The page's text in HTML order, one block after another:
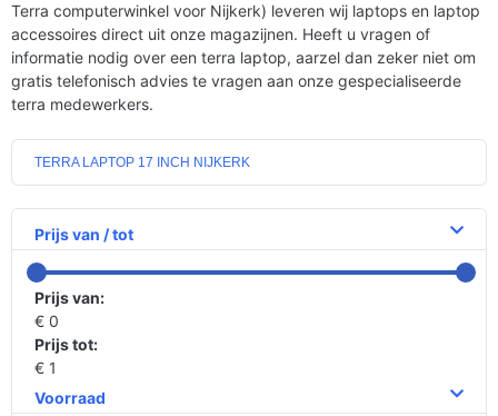
Terra computerwinkel voor Nijkerk) leveren wij laptops en laptop
accessoires direct uit onze magazijnen. Heeft u vragen of
informatie nodig over een terra laptop, aarzel dan zeker niet om
gratis telefonisch advies te vragen aan onze gespecialiseerde
terra medewerkers.
TERRA LAPTOP 17 INCH NIJKERK
Prijs van / tot
Prijs van:
€ 0
Prijs tot:
€ 1
Voorraad